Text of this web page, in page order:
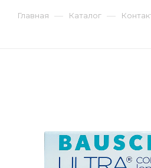
Главная — Каталог —